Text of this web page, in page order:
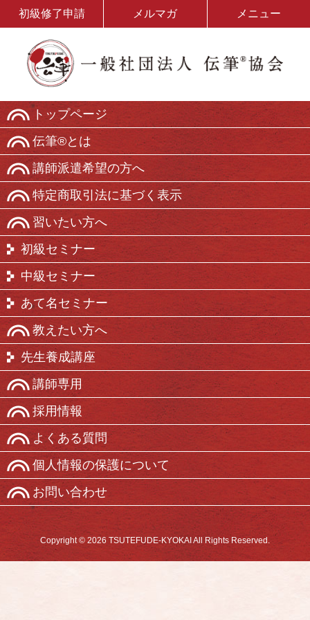
初級修了申請 メルマガ メニュー
トップページ
伝筆®とは
講師派遣希望の方へ
特定商取引法に基づく表示
習いたい方へ
初級セミナー
中級セミナー
あて名セミナー
教えたい方へ
先生養成講座
講師専用
採用情報
よくある質問
個人情報の保護について
お問い合わせ
Copyright © 2026 TSUTEFUDE-KYOKAI All Rights Reserved.